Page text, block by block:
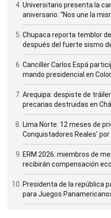
Universitario presenta la
aniversario: “Nos une la
Chupaca reporta temblor
después del fuerte sismo
Canciller Carlos Espá
mando presidencial en
Arequipa: despiste de
precarias destruidas en
Lima Norte: 12 meses de
Conquistadores Reales’
ERM 2026: miembros de
recibirán compensación
Presidenta de la república
para Juegos